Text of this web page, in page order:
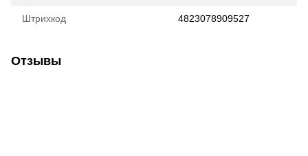
Штрихкод 4823078909527
Отзывы